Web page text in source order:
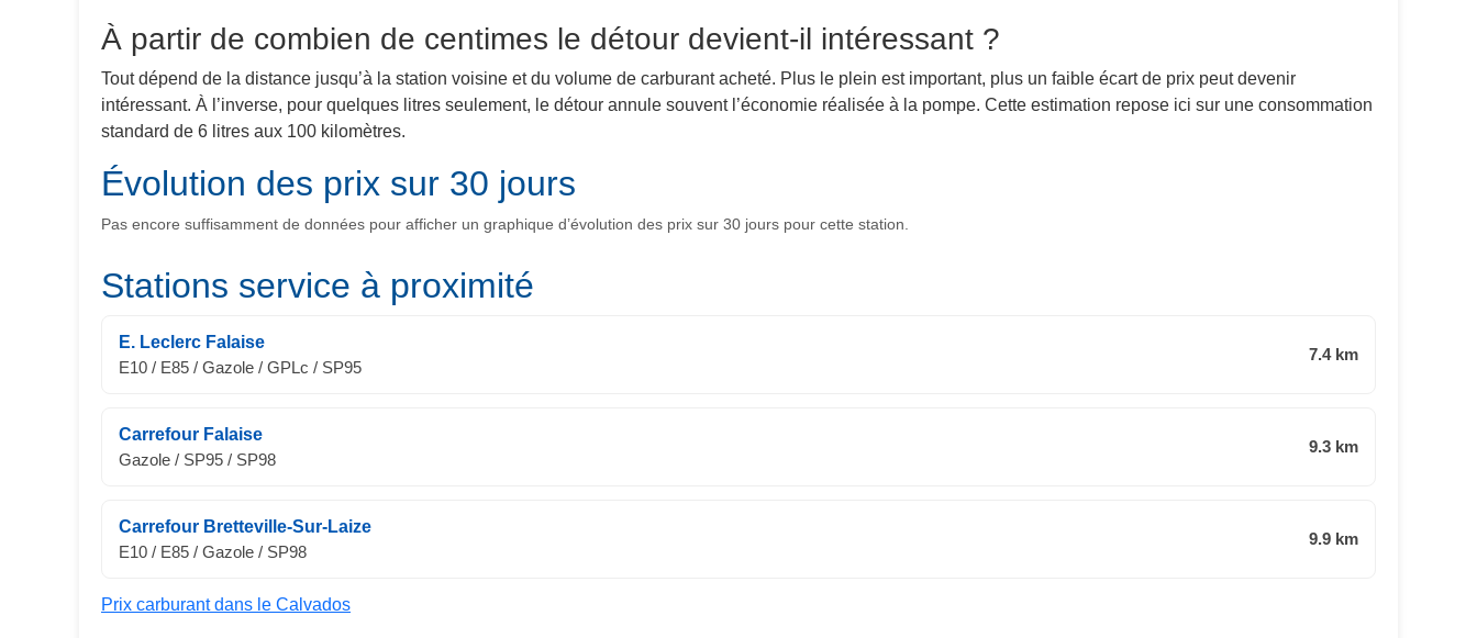
À partir de combien de centimes le détour devient-il intéressant ?
Tout dépend de la distance jusqu’à la station voisine et du volume de carburant acheté. Plus le plein est important, plus un faible écart de prix peut devenir
intéressant. À l’inverse, pour quelques litres seulement, le détour annule souvent l’économie réalisée à la pompe. Cette estimation repose ici sur une consommation
standard de 6 litres aux 100 kilomètres.
Évolution des prix sur 30 jours
Pas encore suffisamment de données pour afficher un graphique d’évolution des prix sur 30 jours pour cette station.
Stations service à proximité
E. Leclerc Falaise
E10 / E85 / Gazole / GPLc / SP95
7.4 km
Carrefour Falaise
Gazole / SP95 / SP98
9.3 km
Carrefour Bretteville-Sur-Laize
E10 / E85 / Gazole / SP98
9.9 km
Prix carburant dans le Calvados